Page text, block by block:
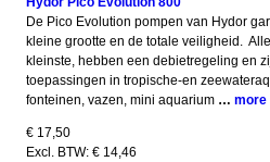
De Pico Evolution pompen van Hydor
kleine grootte en de totale veiligheid.
kleinste, hebben een debietregeling en
toepassingen in tropische-en
fonteinen, vazen, mini aquarium… more
€ 17,50
Excl. BTW: € 14,46